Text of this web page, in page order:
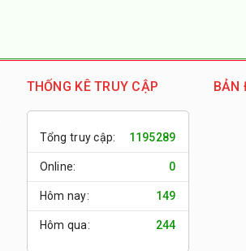
THỐNG KÊ TRUY CẬP
Tổng truy cập: 1195289
Online: 0
Hôm nay: 149
Hôm qua: 244
BẢN